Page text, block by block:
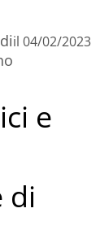
diil 04/02/2023
e
di